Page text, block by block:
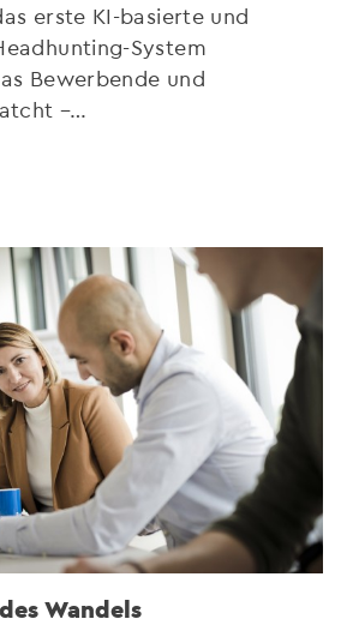
erste KI-basierte und
System
Bewerbende und
–…
Wandels